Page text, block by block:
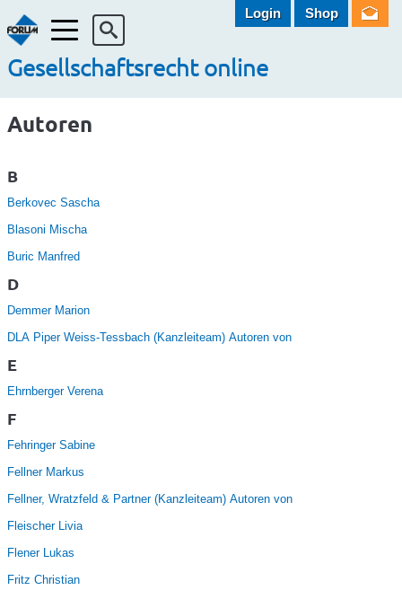
Menü
Gesellschaftsrecht online
Login Shop
Autoren
B
Berkovec Sascha
Blasoni Mischa
Buric Manfred
D
Demmer Marion
DLA Piper Weiss-Tessbach (Kanzleiteam) Autoren von
E
Ehrnberger Verena
F
Fehringer Sabine
Fellner Markus
Fellner, Wratzfeld & Partner (Kanzleiteam) Autoren von
Fleischer Livia
Flener Lukas
Fritz Christian